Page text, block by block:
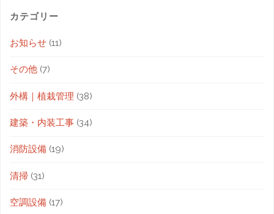
カテゴリー
お知らせ (11)
その他 (7)
外構｜植栽管理 (38)
建築・内装工事 (34)
消防設備 (19)
清掃 (31)
空調設備 (17)